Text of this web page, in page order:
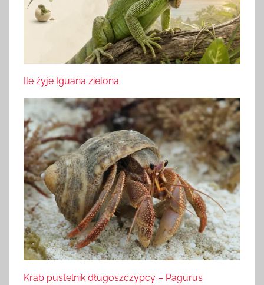
Ile żyje Iguana zielona
Krab pustelnik długoszczypcy – Pagurus